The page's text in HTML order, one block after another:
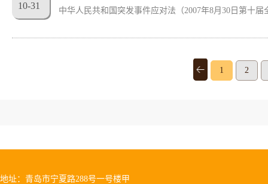
10-31
1 2
地址：青岛市宁夏路288号一号楼甲